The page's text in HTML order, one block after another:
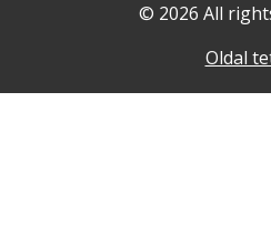
© 2026 All
Oldal